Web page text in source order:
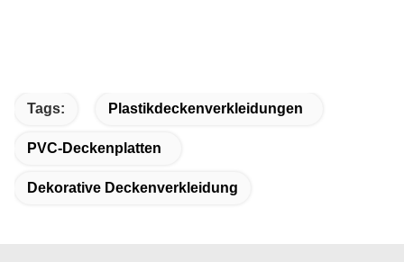
Tags: Plastikdeckenverkleidungen
PVC-Deckenplatten
Dekorative Deckenverkleidung